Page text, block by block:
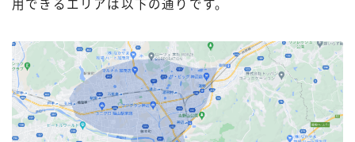
用できるエリアは以下の通りです。